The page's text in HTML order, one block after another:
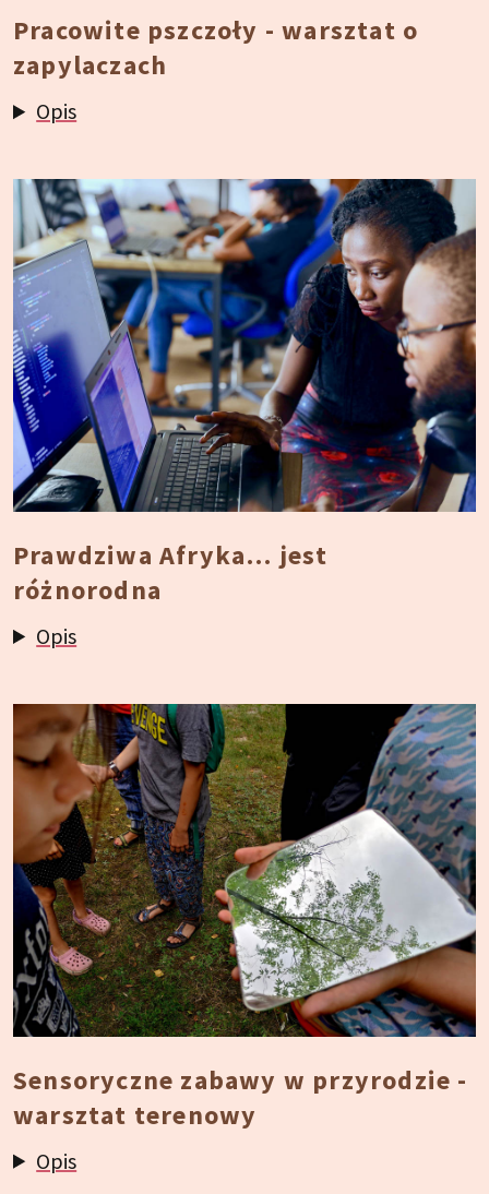
Pracowite pszczoły - warsztat o
zapylaczach
Opis
Prawdziwa Afryka… jest
różnorodna
Opis
Sensoryczne zabawy w przyrodzie -
warsztat terenowy
Opis